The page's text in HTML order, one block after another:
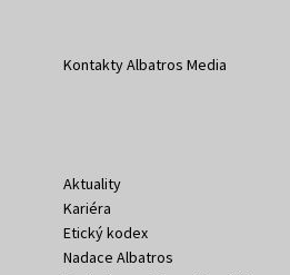
Kontakty Albatros Media
Aktuality
Kariéra
Etický kodex
Nadace Albatros